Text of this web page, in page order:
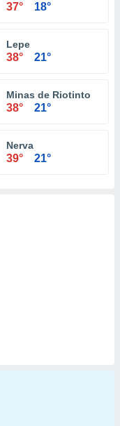
37° 18°
Lepe
38° 21°
Minas de Riotinto
38° 21°
Nerva
39° 21°